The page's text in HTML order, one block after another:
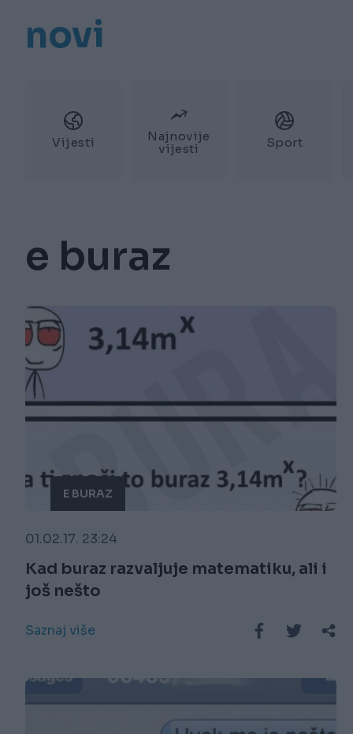
novi
Vijesti
Najnovije
vijesti
Sport
e buraz
E BURAZ
01.02.17. 23:24
Kad buraz razvaljuje matematiku, ali i
još nešto
Saznaj više